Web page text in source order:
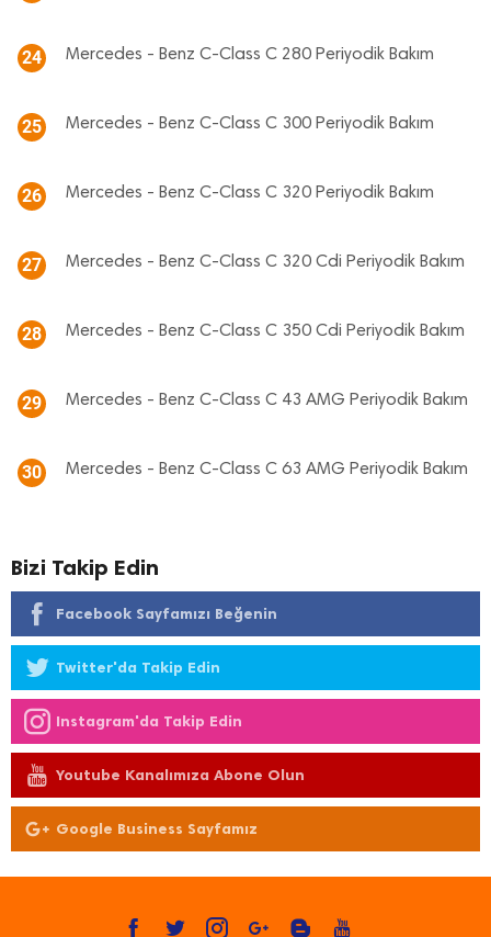
24 Mercedes - Benz C-Class C 280 Periyodik Bakım
25 Mercedes - Benz C-Class C 300 Periyodik Bakım
26 Mercedes - Benz C-Class C 320 Periyodik Bakım
27 Mercedes - Benz C-Class C 320 Cdi Periyodik Bakım
28 Mercedes - Benz C-Class C 350 Cdi Periyodik Bakım
29 Mercedes - Benz C-Class C 43 AMG Periyodik Bakım
30 Mercedes - Benz C-Class C 63 AMG Periyodik Bakım
Bizi Takip Edin
Facebook Sayfamızı Beğenin
Twitter'da Takip Edin
Instagram'da Takip Edin
Youtube Kanalımıza Abone Olun
Google Business Sayfamız